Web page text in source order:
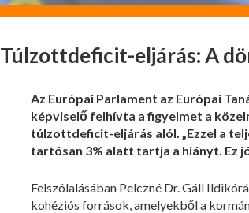
Túlzottdeficit-eljárás: A
Az Európai Parlament az Európai
képviselő felhívta a figyelmet a
túlzottdeficit-eljárás alól. „Ezzel a
tartósan 3% alatt tartja a hiányt. Ez
Felszólalásában Pelczné Dr. Gáll
kohéziós források, amelyekből a